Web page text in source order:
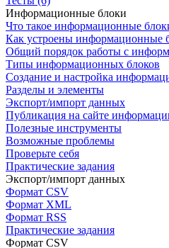
Информационные блоки
Что такое информационные
Как устроены информационные
Общий порядок работы с
Типы информационных блоков
Создание и настройка
Разделы и элементы
Экспорт/импорт данных
Публикация на сайте
Полезные инструменты
Возможные проблемы
Проверьте себя
Практические задания
Экспорт/импорт данных
Формат CSV
Формат XML
Формат RSS
Практические задания
Формат CSV